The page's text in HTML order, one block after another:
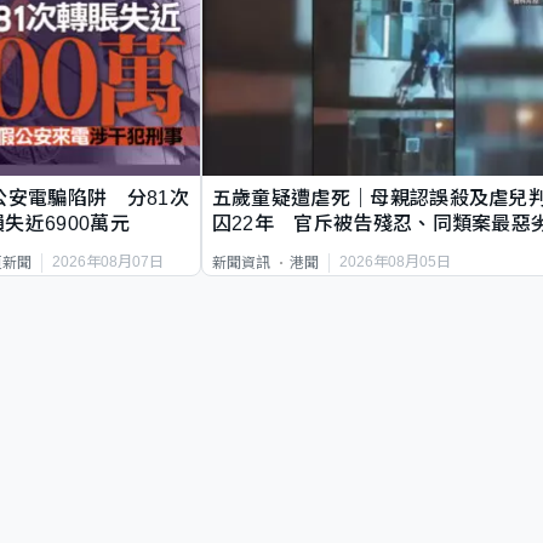
安電騙陷阱 分81次
失近6900萬元
聞 2026年08月07日
五歲童疑遭虐死｜母親認誤殺及虐兒
囚22年 官斥被告殘忍、同類案最惡
新聞資訊 港聞 2026年08月05日